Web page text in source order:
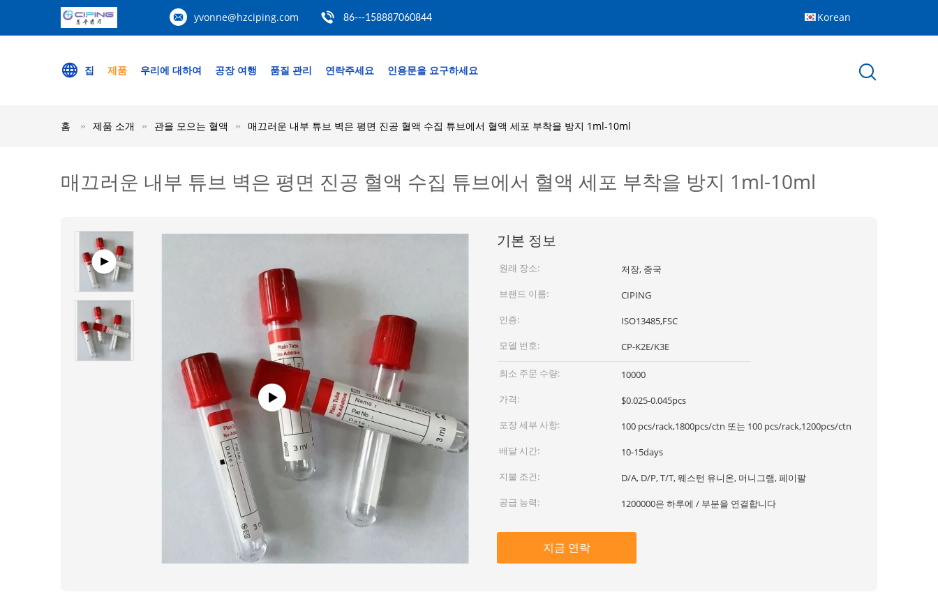
yvonne@hzciping.com 86---158887060844 Korean
집 제품 우리에 대하여 공장 여행 품질 관리 연락주세요 인용문을 요구하세요
홈 제품 소개 관을 모으는 혈액 매끄러운 내부 튜브 벽은 평면 진공 혈액 수집 튜브에서 혈액 세포 부착을 방지 1ml-10ml
매끄러운 내부 튜브 벽은 평면 진공 혈액 수집 튜브에서 혈액 세포 부착을 방지 1ml-10ml
기본 정보
원래 장소:
저장, 중국
브랜드 이름:
CIPING
인증:
ISO13485,FSC
모델 번호:
CP-K2E/K3E
최소 주문 수량:
10000
가격:
$0.025-0.045pcs
포장 세부 사항:
100 pcs/rack,1800pcs/ctn 또는 100 pcs/rack,1200pcs/ctn
배달 시간:
10-15days
지불 조건:
D/A, D/P, T/T, 웨스턴 유니온, 머니그램, 페이팔
공급 능력:
1200000은 하루에 / 부분을 연결합니다
지금 연락